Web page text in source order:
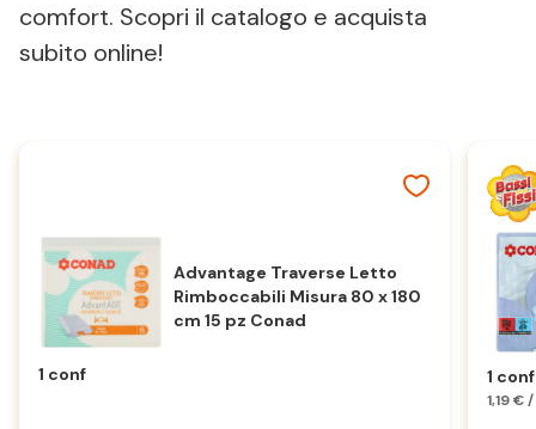
comfort. Scopri il catalogo e acquista
subito online!
Advantage Traverse Letto
Rimboccabili Misura 80 x 180
cm 15 pz Conad
1 conf 1 conf
1,19 €